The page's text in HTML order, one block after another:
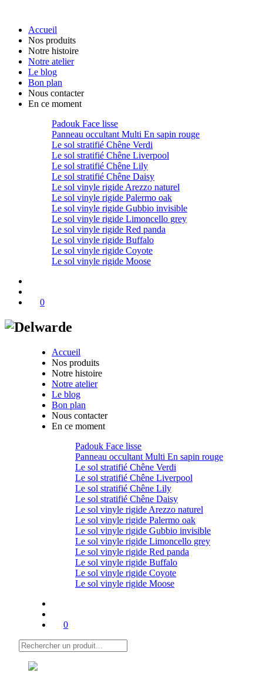
Accueil
Nos produits
Notre histoire
Notre atelier
Le blog
Bon plan
Nous contacter
En ce moment
Padouk Face lisse
Panneau occultant Multi En sapin rouge
Le sol stratifié Chêne Verdi
Le sol stratifié Chêne Liverpool
Le sol stratifié Chêne Lily
Le sol stratifié Chêne Daisy
Le sol vinyle rigide Arezzo naturel
Le sol vinyle rigide Palermo oak
Le sol vinyle rigide Gubbio invisible
Le sol vinyle rigide Limoncello grey
Le sol vinyle rigide Red panda
Le sol vinyle rigide Buffalo
Le sol vinyle rigide Coyote
Le sol vinyle rigide Moose
0
Accueil
Nos produits
Notre histoire
Notre atelier
Le blog
Bon plan
Nous contacter
En ce moment
Padouk Face lisse
Panneau occultant Multi En sapin rouge
Le sol stratifié Chêne Verdi
Le sol stratifié Chêne Liverpool
Le sol stratifié Chêne Lily
Le sol stratifié Chêne Daisy
Le sol vinyle rigide Arezzo naturel
Le sol vinyle rigide Palermo oak
Le sol vinyle rigide Gubbio invisible
Le sol vinyle rigide Limoncello grey
Le sol vinyle rigide Red panda
Le sol vinyle rigide Buffalo
Le sol vinyle rigide Coyote
Le sol vinyle rigide Moose
0